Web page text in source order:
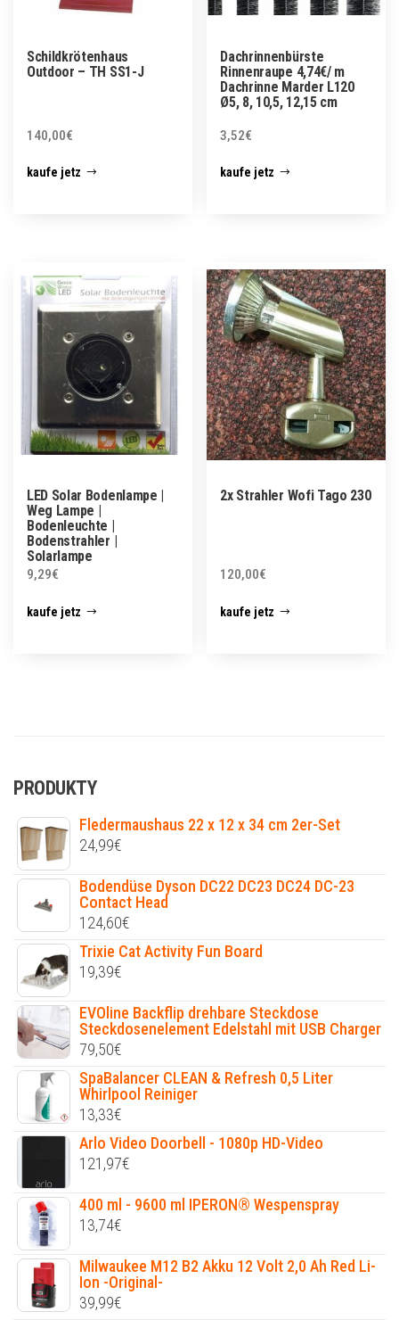
Schildkrötenhaus
Outdoor – TH SS1-J
140,00€
kaufe jetz
Dachrinnenbürste
Rinnenraupe 4,74€/ m
Dachrinne Marder L120
Ø5, 8, 10,5, 12,15 cm
3,52€
kaufe jetz
LED Solar Bodenlampe |
Weg Lampe |
Bodenleuchte |
Bodenstrahler |
Solarlampe
9,29€
kaufe jetz
2x Strahler Wofi Tago 230
120,00€
kaufe jetz
PRODUKTY
Fledermaushaus 22 x 12 x 34 cm 2er-Set
24,99€
Bodendüse Dyson DC22 DC23 DC24 DC-23
Contact Head
124,60€
Trixie Cat Activity Fun Board
19,39€
EVOline Backflip drehbare Steckdose
Steckdosenelement Edelstahl mit USB Charger
79,50€
SpaBalancer CLEAN & Refresh 0,5 Liter
Whirlpool Reiniger
13,33€
Arlo Video Doorbell - 1080p HD-Video
121,97€
400 ml - 9600 ml IPERON® Wespenspray
13,74€
Milwaukee M12 B2 Akku 12 Volt 2,0 Ah Red Li-
Ion -Original-
39,99€